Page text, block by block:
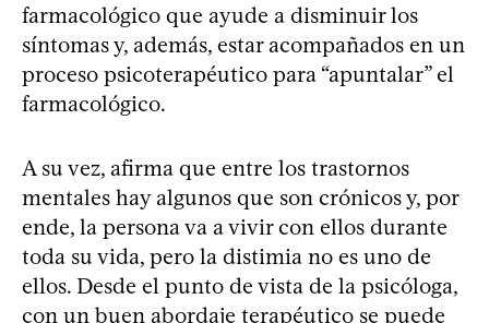
farmacológico que ayude a disminuir los
síntomas y, además, estar acompañados en un
proceso psicoterapéutico para “apuntalar” el
farmacológico.
A su vez, afirma que entre los trastornos
mentales hay algunos que son crónicos y, por
ende, la persona va a vivir con ellos durante
toda su vida, pero la distimia no es uno de
ellos. Desde el punto de vista de la psicóloga,
con un buen abordaje terapéutico se puede